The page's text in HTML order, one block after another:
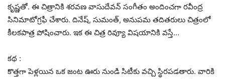
కృష్ణతో. ఈ చిత్రానికి శరవణ వాసుదేవన్ సంగీతం అందించగా రవీంద్ర
సినిమాటోగ్రఫీ చేశారు. దినేష్, సుమంత్, అనుపమ తదితరులు చిత్రంలో
కీలకపాత్ర పోషించారు. ఇక ఈ చిత్ర రివ్యూ విషయానికి వస్తే…
కథ :
కొత్తగా పెళ్లయిన ఒక జంట ఊరు నుండి సిటీకు వచ్చి స్థిరపడతారు. వారికి